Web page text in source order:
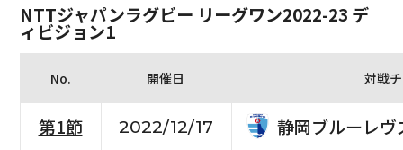
NTTジャパンラグビー リーグワン2022-23 デ
ィビジョン1
No. 開催日 対戦
第1節 2022/12/17
静岡ブルーレヴ